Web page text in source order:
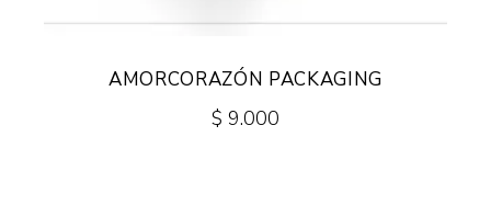
AMORCORAZÓN PACKAGING
$ 9.000